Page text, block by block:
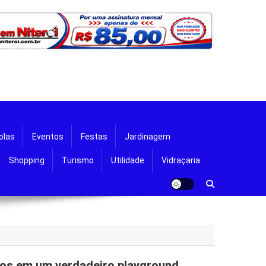
Eventos Festas Jardinagem
Shopping Turismo Utilidade Vidraçaria